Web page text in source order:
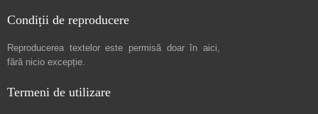
Condiții de reproducere
Reproducerea textelor este permisă doar în aici,
fără nicio excepție.
Termeni de utilizare